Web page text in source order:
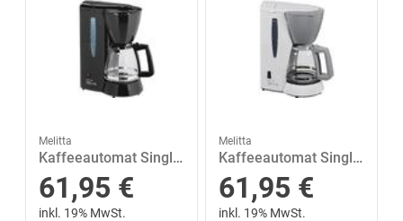
Melitta
Kaffeeautomat Single 5 M 720-1/2
61,95 €
inkl. 19% MwSt.
Melitta
Kaffeeautomat Single 5 M 720-1/1
61,95 €
inkl. 19% MwSt.